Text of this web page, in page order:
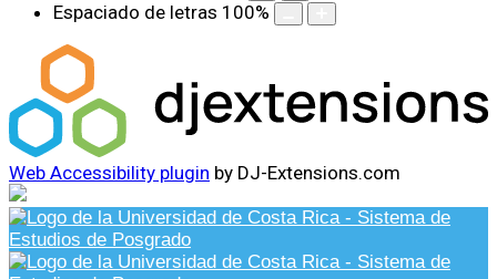
Espaciado de letras 100%
Web Accessibility plugin by DJ-Extensions.com